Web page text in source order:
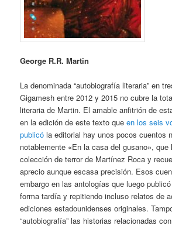
George R.R. Martin
La denominada “autobiografía literaria” en
Gigamesh entre 2012 y 2015 no cubre la
literaria de Martin. El amable anfitrión de
en la edición de este texto queen los seis
publicó la editorial hay unos pocos cuentos
notablemente «En la casa del gusano»,
colección de terror de Martínez Roca y
aprecio aunque escasa precisión. Esos
embargo en las antologías que luego
forma tardía y repitiendo incluso relatos de
ediciones estadounidenses originales.
“autobiografía” las historias relacionadas